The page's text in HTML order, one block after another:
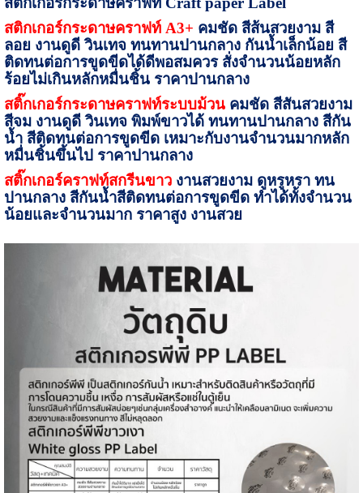
สติกเกอร์กระดาษคราฟท์ A3+ คมชัด สีส้นสวยงาม สี
ลอย งานดูดี วินเทจ ทนทานปานกลาง กันน้ำเล็กน้อย สี
ติดทนต่อการขูดขีดได้ดีพอสมควร สั่งจำนวนน้อยหลัก
ร้อยไม่เกินหลักหมื่นชิ้น ราคาปานกลาง
สติ๊กเกอร์กระดาษคราฟท์ระบบม้วน คมชัด สีสันสวยงาม
สีจม งานดูดี วินเทจ พิมพ์ขาวได้ ทนทานปานกลาง สีกัน
น้ำ สีติดทนต่อการขูดขีด เหมาะกับงานจำนวนมากหลัก
หมื่นชิ้นขึ้นไป ราคาปานกลาง
สติ๊กเกอร์คราฟท์สกรีนขาว งานสวยงาม ดูหรูหรา ทน
ปานกลาง สีกันน้ำสีติดทนต่อการขูดขีด ทำได้ทั้งจำนวน
น้อยและจำนวนมาก ราคาสูง งานสวย